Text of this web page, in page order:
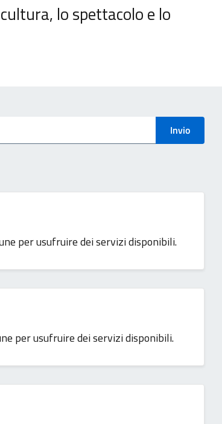
lo spettacolo e lo
Invio
per usufruire dei servizi disponibili.
per usufruire dei servizi disponibili.